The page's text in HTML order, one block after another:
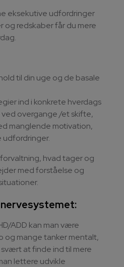
eksekutive udfordringer
og redskaber får du mere
til din uge og de basale
ind i konkrete hverdags
overgange /et skifte,
manglende motivation,
udfordringer.
hvad tager og
med forståelse og
nervesystemet:
ADD kan man være
og mange tanker mentalt,
at finde ind til mere
lettere udvikle